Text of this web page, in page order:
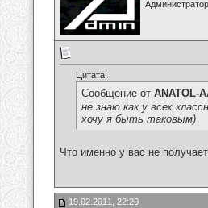
Администратор
Цитата:
Сообщение от ANATOL-
не знаю как у всех
хочу я быть таковым)
Что именно у вас не
19.02.2011, 22:20